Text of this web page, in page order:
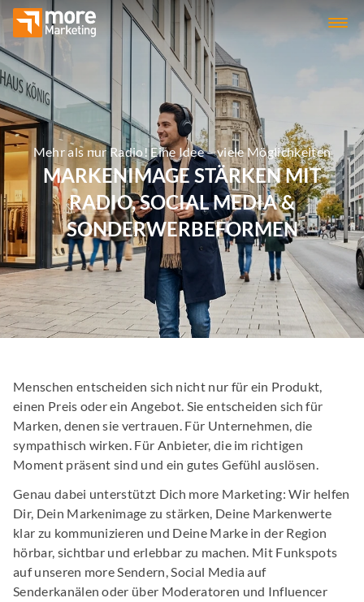
Mehr als nur Radio! Eine Idee – viele Möglichkeiten
MARKENIMAGE STÄRKEN MIT
RADIO, SOCIAL MEDIA &
SONDERWERBEFORMEN
Menschen entscheiden sich nicht nur für ein Produkt,
einen Preis oder ein Angebot. Sie entscheiden sich für
Marken, denen sie vertrauen. Für Unternehmen, die
sympathisch wirken. Für Anbieter, die im richtigen
Moment präsent sind und ein gutes Gefühl auslösen.
Genau dabei unterstützt Dich more Marketing: Wir helfen
Dir, Dein Markenimage zu stärken, Deine Markenwerte
klar zu kommunizieren und Deine Marke in der Region
hörbar, sichtbar und erlebbar zu machen. Mit Funkspots
auf unseren more Sendern, Social Media auf
Senderkanälen oder über Moderatoren und Influencer